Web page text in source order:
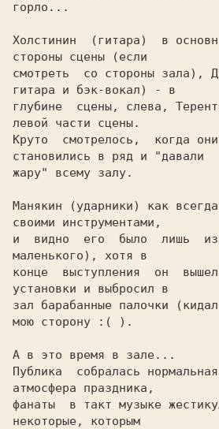
горло...
Холстинин  (гитара)  в
стороны сцены (если
смотреть  со стороны зала),
гитара и бэк-вокал) - в
глубине  сцены, слева,
левой части сцены.
Круто  смотрелось,  когда
становились в ряд и "давали
жару" всему залу.
Манякин (ударники) как
своими инструментами,
и  видно  его  было  лишь
маленького), хотя в
конце  выступления  он
установки и выбросил в
зал барабанные палочки
мою сторону :( ).
А в это время в зале...
Публика  собралась
атмосфера праздника,
фанаты  в такт музыке
некоторые, которым